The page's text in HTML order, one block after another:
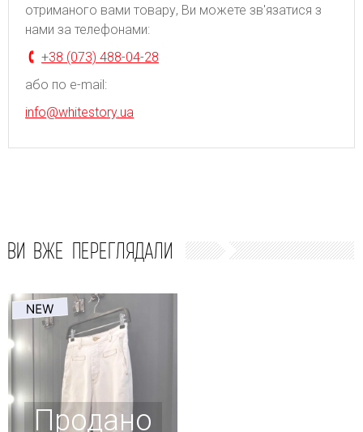
отриманого вами товару, Ви можете зв'язатися з
нами за телефонами:
+38 (073) 488-04-28
або по e-mail:
info@whitestory.ua
ВИ ВЖЕ ПЕРЕГЛЯДАЛИ
Продано